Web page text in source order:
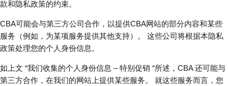
款和隐私政策的约束。
CBA可能会与第三方公司合作，以提供CBA网站的部分内容和某些
服务（例如，为某项服务提供其他支持）。 这些公司将根据本隐私
政策处理您的个人身份信息。
如上文 “我们收集的个人身份信息 – 特别促销 “所述，CBA 还可能与
第三方合作，在我们的网站上提供某些服务。 就这些服务而言，您